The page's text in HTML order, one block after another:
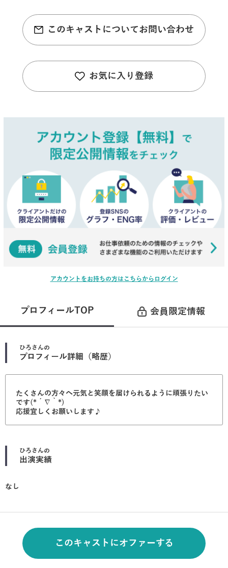
このキャストについてお問い合わせ
お気に入り登録
アカウントをお持ちの方はこちらからログイン
プロフィールTOP 会員限定情報
ひろ さんの
プロフィール詳細（略歴）
たくさんの方々へ元気と笑顔を届けられるように頑張りたい
です(*´∇｀*)
応援宜しくお願いします♪
ひろ さんの
出演実績
なし
このキャストにオファーする